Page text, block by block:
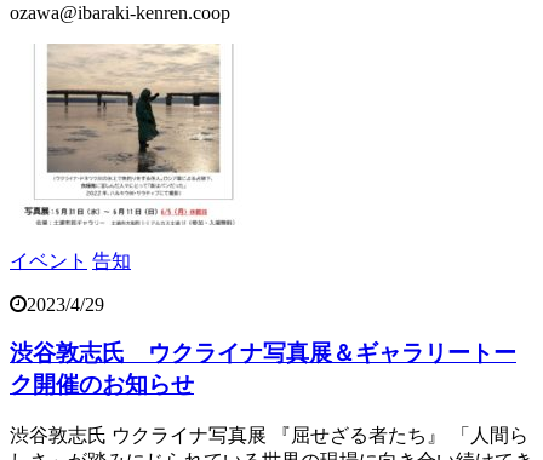
ozawa@ibaraki-kenren.coop
イベント 告知
2023/4/29
渋谷敦志氏 ウクライナ写真展＆ギャラリートー
ク開催のお知らせ
渋谷敦志氏 ウクライナ写真展 『屈せざる者たち』 「人間ら